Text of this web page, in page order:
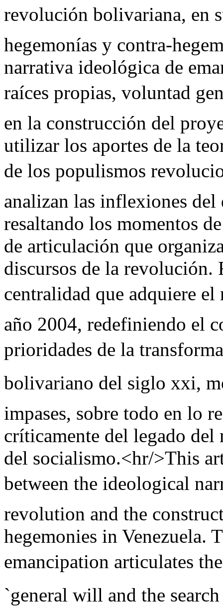
revolución bolivariana,
hegemonías y contra-
narrativa ideológica de
raíces propias, voluntad
en la construcción del
utilizar los aportes de la
de los populismos
analizan las inflexiones
resaltando los momentos
de articulación que
discursos de la revolución.
centralidad que adquiere el
año 2004, redefiniendo el
prioridades de la
bolivariano del siglo xxi,
impases, sobre todo en lo
críticamente del legado
del socialismo.<hr/>This
between the ideological
revolution and the
hegemonies in Venezuela.
emancipation articulates
`general will and the